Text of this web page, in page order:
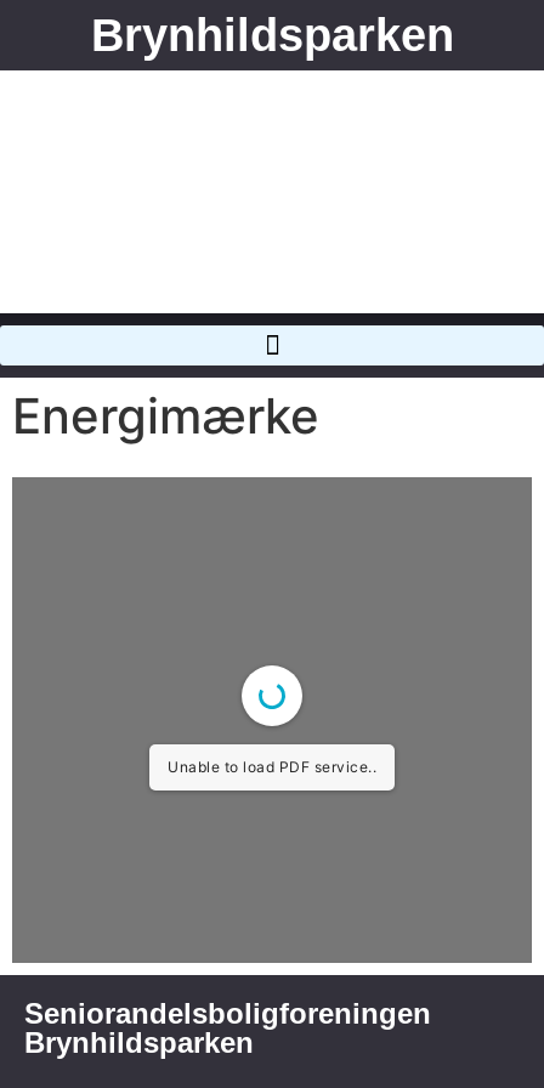
Brynhildsparken
Energimærke
Unable to load PDF service..
Seniorandelsboligforeningen
Brynhildsparken